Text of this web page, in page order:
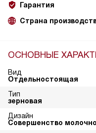
Гарантия
Страна
ОСНОВНЫЕ
Вид
Отдельностоящая
Тип
зерновая
Дизайн
Совершенство